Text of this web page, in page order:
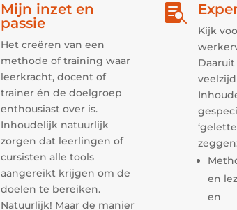
Mijn inzet en
passie
Het creëren van een
methode of training waar
leerkracht, docent of
trainer én de doelgroep
enthousiast over is.
Inhoudelijk natuurlijk
zorgen dat leerlingen of
cursisten alle tools
aangereikt krijgen om de
doelen te bereiken.
Natuurlijk! Maar de manier

Kijk
en
en